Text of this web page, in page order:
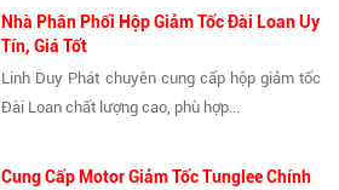
Nhà Phân Phối Hộp Giảm Tốc Đài Loan Uy
Tín, Giá Tốt
Linh Duy Phát chuyên cung cấp hộp giảm tốc
Đài Loan chất lượng cao, phù hợp...
Cung Cấp Motor Giảm Tốc Tunglee Chính